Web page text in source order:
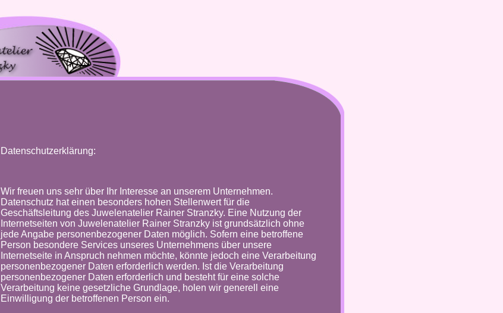
Datenschutzerklärung:
Wir freuen uns sehr über Ihr Interesse an unserem Unternehmen.
Datenschutz hat einen besonders hohen Stellenwert für die
Geschäftsleitung des Juwelenatelier Rainer Stranzky. Eine Nutzung der
Internetseiten von Juwelenatelier Rainer Stranzky ist grundsätzlich ohne
jede Angabe personenbezogener Daten möglich. Sofern eine betroffene
Person besondere Services unseres Unternehmens über unsere
Internetseite in Anspruch nehmen möchte, könnte jedoch eine Verarbeitung
personenbezogener Daten erforderlich werden. Ist die Verarbeitung
personenbezogener Daten erforderlich und besteht für eine solche
Verarbeitung keine gesetzliche Grundlage, holen wir generell eine
Einwilligung der betroffenen Person ein.